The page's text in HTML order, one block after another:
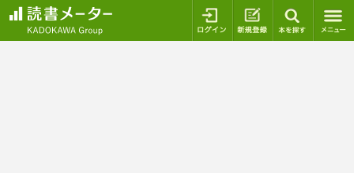
ログイン 新規登録